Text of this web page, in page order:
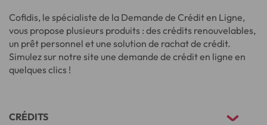
Cofidis, le spécialiste de la Demande de Crédit en Ligne,
vous propose plusieurs produits : des crédits renouvelables,
un prêt personnel et une solution de rachat de crédit.
Simulez sur notre site une demande de crédit en ligne en
quelques clics !
CRÉDITS